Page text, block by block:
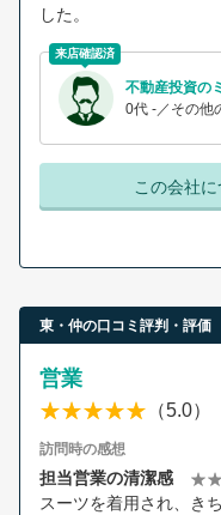
した。
来店確認済
不動産投資の
0代 -／その他
この会社
東・仲の口コミ評判・評価
営業
（5.0）
訪問時の感想
担当営業の清潔感
スーツを着用され、き